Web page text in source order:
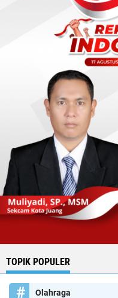
TOPIK POPULER
Olahraga